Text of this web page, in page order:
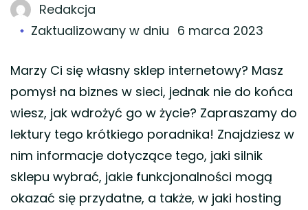
Redakcja
Zaktualizowany w dniu 6 marca 2023
Marzy Ci się własny sklep internetowy? Masz
pomysł na biznes w sieci, jednak nie do końca
wiesz, jak wdrożyć go w życie? Zapraszamy do
lektury tego krótkiego poradnika! Znajdziesz w
nim informacje dotyczące tego, jaki silnik
sklepu wybrać, jakie funkcjonalności mogą
okazać się przydatne, a także, w jaki hosting